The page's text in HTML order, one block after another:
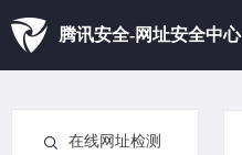
腾讯安全-网址安全中心
在线网址检测